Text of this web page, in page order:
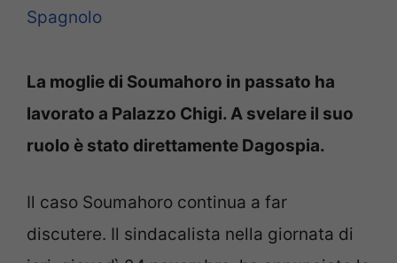
Spagnolo
La moglie di Soumahoro in passato ha
lavorato a Palazzo Chigi. A svelare il suo
ruolo è stato direttamente Dagospia.
Il caso Soumahoro continua a far
discutere. Il sindacalista nella giornata di